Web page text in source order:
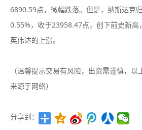
6890.59点，微幅跌落。但是，纳斯达克
0.55%，收于23958.47点，创下前史新高
英伟达的上涨。
（温馨提示交易有风险，出资需谨慎，以
来源于网络）
分享到：